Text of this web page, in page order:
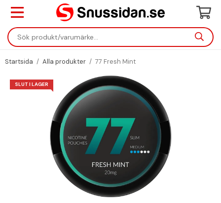
Startsida / Alla produkter / 77 Fresh Mint
SLUT I LAGER